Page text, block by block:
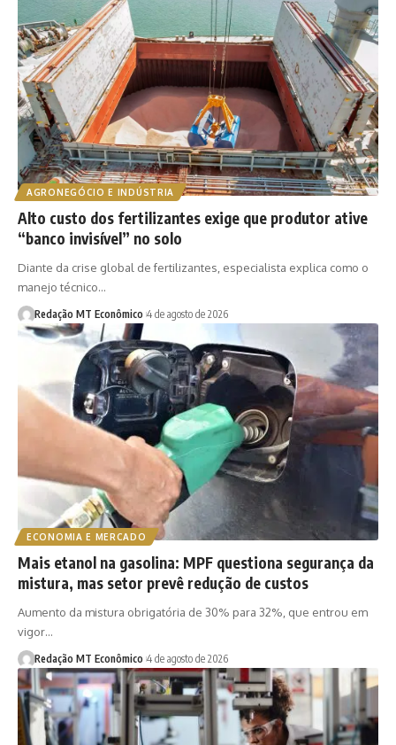
AGRONEGÓCIO E INDÚSTRIA
Alto custo dos fertilizantes exige que produtor ative
“banco invisível” no solo
Diante da crise global de fertilizantes, especialista explica como o
manejo técnico…
Redação MT Econômico 4 de agosto de 2026
ECONOMIA E MERCADO
Mais etanol na gasolina: MPF questiona segurança da
mistura, mas setor prevê redução de custos
Aumento da mistura obrigatória de 30% para 32%, que entrou em
vigor…
Redação MT Econômico 4 de agosto de 2026